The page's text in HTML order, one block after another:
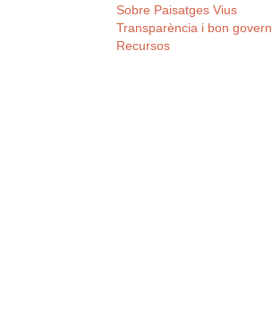
Sobre Paisatges Vius
Transparència i bon govern
Recursos